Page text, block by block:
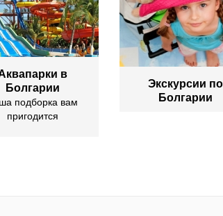
в
Болгарии
подборка вам
пригодится
Экскурсии по
Болгарии